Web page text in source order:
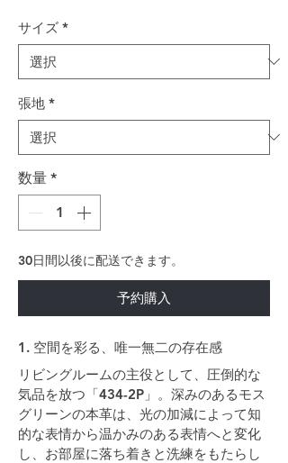
サイズ *
張地 *
数量 *
30日間以後に配送できます。
予約購入
1. 空間を彩る、唯一無二の存在感
リビングルームの主役として、圧倒的な
気品を放つ「434-2P」。深みのあるモス
グリーンの本革は、光の加減によって知
的な表情から温かみのある表情へと変化
し、お部屋に落ち着きと洗練をもたらし